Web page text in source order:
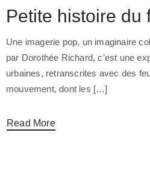
Petite histoire du
Une imagerie pop, un imaginaire
par Dorothée Richard, c’est une
urbaines, retranscrites avec des
mouvement, dont les […]
Read More